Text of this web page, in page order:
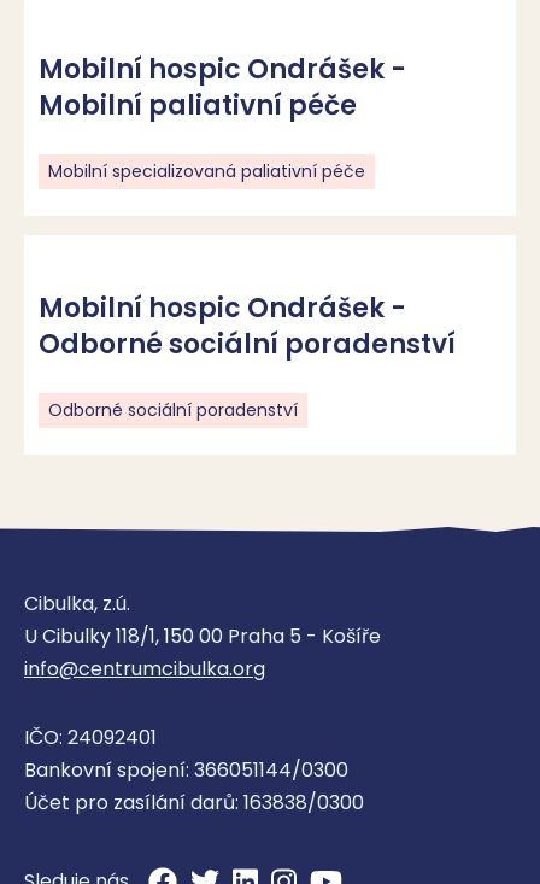
Mobilní hospic Ondrášek -
Mobilní paliativní péče
Mobilní specializovaná paliativní péče
Mobilní hospic Ondrášek -
Odborné sociální poradenství
Odborné sociální poradenství
Cibulka, z.ú.
U Cibulky 118/1, 150 00 Praha 5 - Košíře
info@centrumcibulka.org
IČO: 24092401
Bankovní spojení: 366051144/0300
Účet pro zasílání darů: 163838/0300